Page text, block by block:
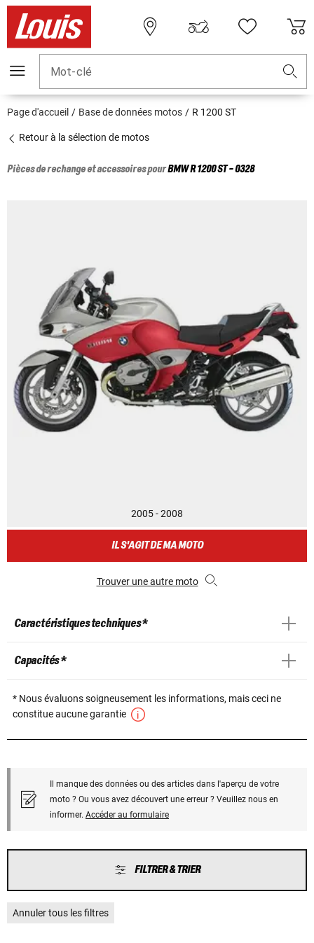
Mot-clé
Page d'accueil Base de données motos R 1200 ST
Retour à la sélection de motos
Pièces de rechange et accessoires pourBMWR 1200 ST - 0328
2005 - 2008
IL S'AGIT DE MA MOTO
Trouver une autre moto
Caractéristiques techniques *
Capacités *
* Nous évaluons soigneusement les informations, mais ceci ne
constitue aucune garantie
Il manque des données ou des articles dans l'aperçu de votre
moto ? Ou vous avez découvert une erreur ? Veuillez nous en
informer. Accéder au formulaire
FILTRER & TRIER
Annuler tous les filtres